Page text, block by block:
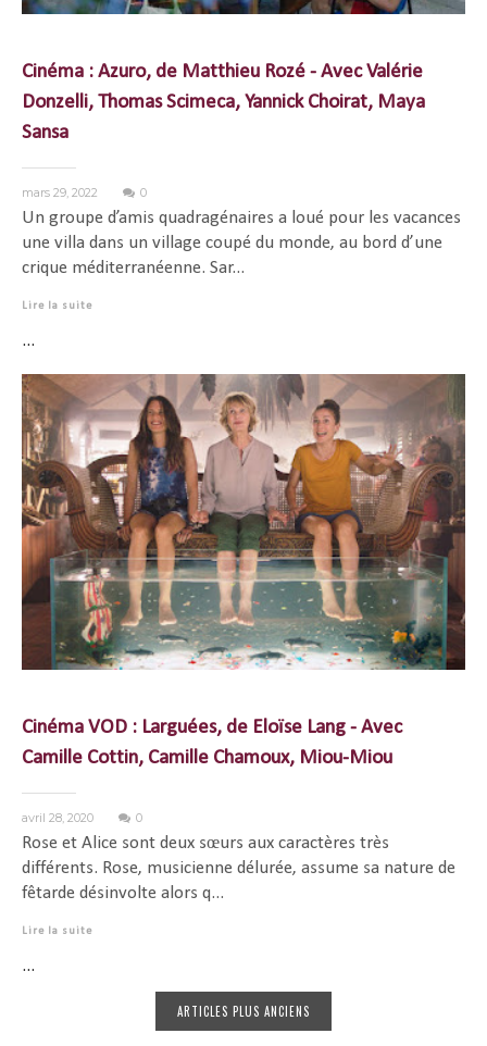
Cinéma : Azuro, de Matthieu Rozé - Avec Valérie
Donzelli, Thomas Scimeca, Yannick Choirat, Maya
Sansa
mars 29, 2022 0
Un groupe d’amis quadragénaires a loué pour les vacances
une villa dans un village coupé du monde, au bord d’une
crique méditerranéenne. Sar...
Lire la suite
...
Cinéma VOD : Larguées, de Eloïse Lang - Avec
Camille Cottin, Camille Chamoux, Miou-Miou
avril 28, 2020 0
Rose et Alice sont deux sœurs aux caractères très
différents. Rose, musicienne délurée, assume sa nature de
fêtarde désinvolte alors q...
Lire la suite
...
ARTICLES PLUS ANCIENS